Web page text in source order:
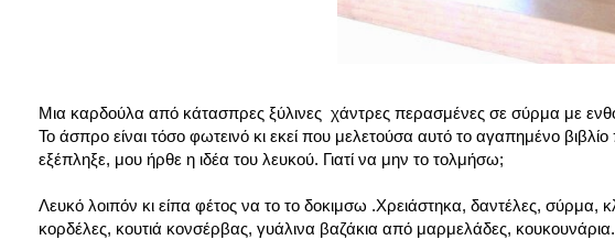
Μια καρδούλα από κάτασπρες ξύλινες χάντρες περασμένες σε σύρμα με
Το άσπρο είναι τόσο φωτεινό κι εκεί που μελετούσα αυτό το αγαπημένο
εξέπληξε, μου ήρθε η ιδέα του λευκού. Γιατί να μην το τολμήσω;
Λευκό λοιπόν κι είπα φέτος να το το δοκιμσω .Χρειάστηκα, δαντέλες, σύρμα,
κορδέλες, κουτιά κονσέρβας, γυάλινα βαζάκια από μαρμελάδες,